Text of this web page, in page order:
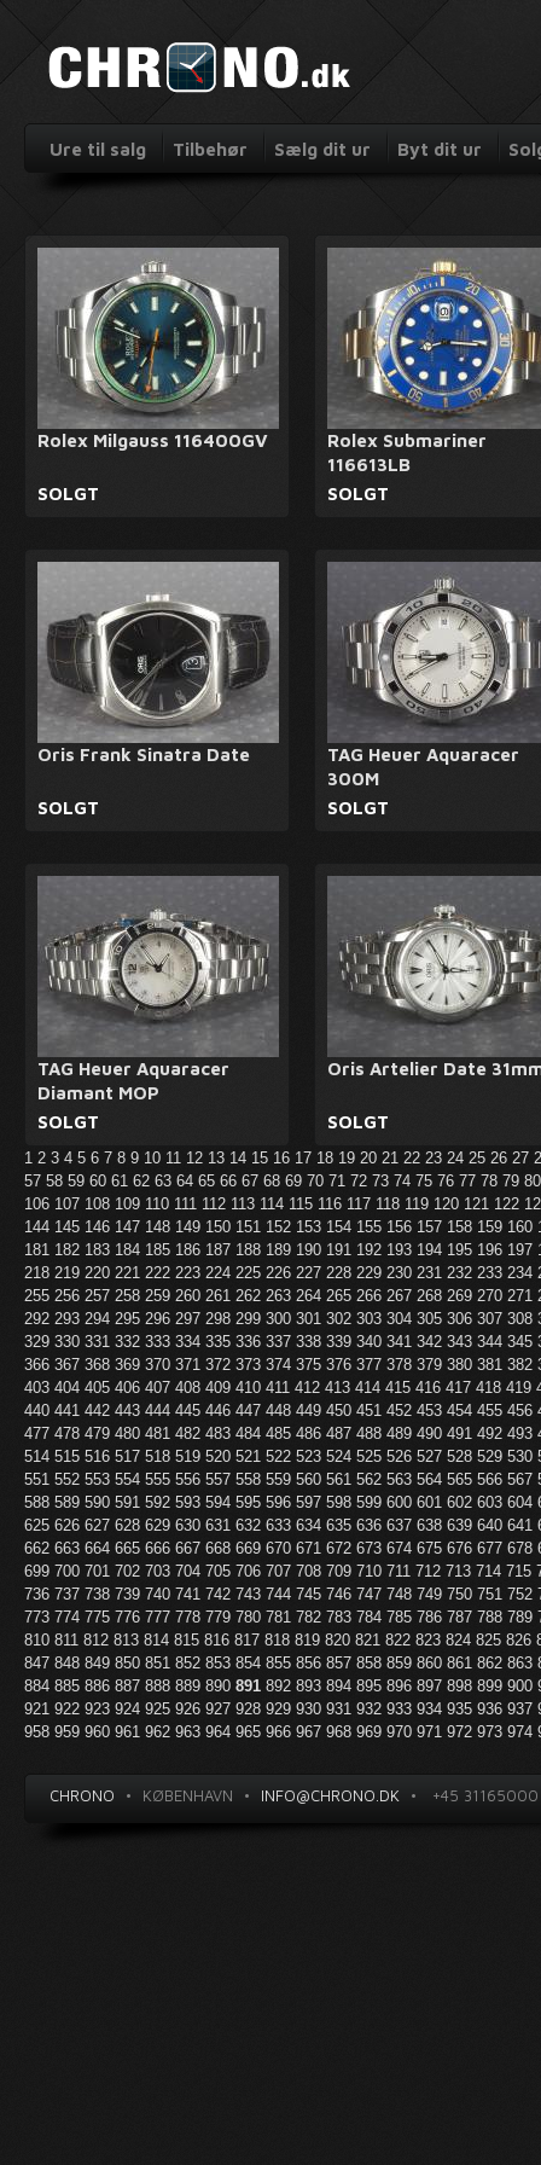
Ure til salg Tilbehør Sælg dit ur Byt dit ur
Rolex Milgauss 116400GV
SOLGT
Rolex Submariner
116613LB
SOLGT
Oris Frank Sinatra Date
SOLGT
TAG Heuer Aquaracer
300M
SOLGT
TAG Heuer Aquaracer
Diamant MOP
SOLGT
Oris Artelier Date
SOLGT
1 2 3 4 5 6 7 8 9 10 11 12 13 14 15 16 17 18 19 20 21 22 23 24 25 26 27
57 58 59 60 61 62 63 64 65 66 67 68 69 70 71 72 73 74 75 76 77 78 79
106 107 108 109 110 111 112 113 114 115 116 117 118 119 120 121 122
144 145 146 147 148 149 150 151 152 153 154 155 156 157 158 159 160
181 182 183 184 185 186 187 188 189 190 191 192 193 194 195 196 197
218 219 220 221 222 223 224 225 226 227 228 229 230 231 232 233 234
255 256 257 258 259 260 261 262 263 264 265 266 267 268 269 270 271
292 293 294 295 296 297 298 299 300 301 302 303 304 305 306 307 308
329 330 331 332 333 334 335 336 337 338 339 340 341 342 343 344 345
366 367 368 369 370 371 372 373 374 375 376 377 378 379 380 381 382
403 404 405 406 407 408 409 410 411 412 413 414 415 416 417 418 419
440 441 442 443 444 445 446 447 448 449 450 451 452 453 454 455 456
477 478 479 480 481 482 483 484 485 486 487 488 489 490 491 492 493
514 515 516 517 518 519 520 521 522 523 524 525 526 527 528 529 530
551 552 553 554 555 556 557 558 559 560 561 562 563 564 565 566 567
588 589 590 591 592 593 594 595 596 597 598 599 600 601 602 603 604
625 626 627 628 629 630 631 632 633 634 635 636 637 638 639 640 641
662 663 664 665 666 667 668 669 670 671 672 673 674 675 676 677 678
699 700 701 702 703 704 705 706 707 708 709 710 711 712 713 714 715
736 737 738 739 740 741 742 743 744 745 746 747 748 749 750 751 752
773 774 775 776 777 778 779 780 781 782 783 784 785 786 787 788 789
810 811 812 813 814 815 816 817 818 819 820 821 822 823 824 825 826
847 848 849 850 851 852 853 854 855 856 857 858 859 860 861 862 863
884 885 886 887 888 889 890 891 892 893 894 895 896 897 898 899 900
921 922 923 924 925 926 927 928 929 930 931 932 933 934 935 936 937
958 959 960 961 962 963 964 965 966 967 968 969 970 971 972 973 974
CHRONO • KØBENHAVN • INFO@CHRONO.DK • +45 31165000